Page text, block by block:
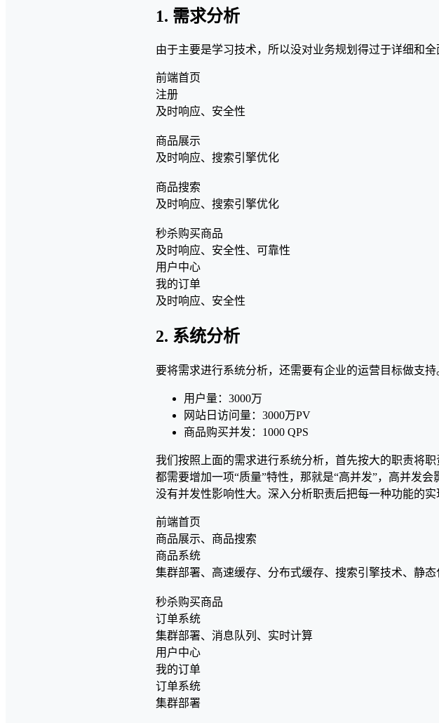
1. 需求分析
由于主要是学习技术，所以没对业务规划得过于详细和
前端首页
注册
及时响应、安全性
商品展示
及时响应、搜索引擎优化
商品搜索
及时响应、搜索引擎优化
秒杀购买商品
及时响应、安全性、可靠性
用户中心
我的订单
及时响应、安全性
2. 系统分析
要将需求进行系统分析，还需要有企业的运营目标做支持
用户量：3000万
网站日访问量：3000万PV
商品购买并发：1000 QPS
我们按照上面的需求进行系统分析，首先按大的职责将
都需要增加一项“质量”特性，那就是“高并发”，高并发
没有并发性影响性大。深入分析职责后把每一种功能的实
前端首页
商品展示、商品搜索
商品系统
集群部署、高速缓存、分布式缓存、搜索引擎技术、静态
秒杀购买商品
订单系统
集群部署、消息队列、实时计算
用户中心
我的订单
订单系统
集群部署